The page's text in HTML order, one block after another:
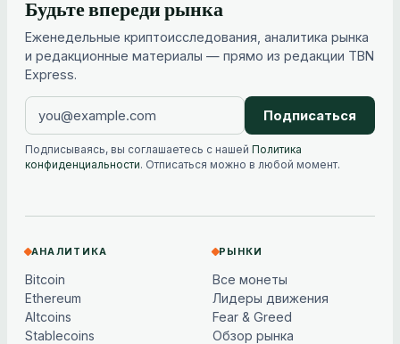
Будьте впереди рынка
Еженедельные криптоисследования, аналитика рынка
и редакционные материалы — прямо из редакции TBN
Express.
Подписаться
Подписываясь, вы соглашаетесь с нашей Политика
конфиденциальности. Отписаться можно в любой момент.
АНАЛИТИКА
Bitcoin
Ethereum
Altcoins
Stablecoins
РЫНКИ
Все монеты
Лидеры движения
Fear & Greed
Обзор рынка